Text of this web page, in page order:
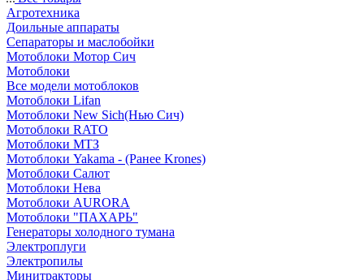
Агротехника
Доильные аппараты
Сепараторы и маслобойки
Мотоблоки Мотор Сич
Мотоблоки
Все модели мотоблоков
Мотоблоки Lifan
Мотоблоки New Sich(Нью Сич)
Мотоблоки RATO
Мотоблоки МТЗ
Мотоблоки Yakama - (Ранее Krones)
Мотоблоки Салют
Мотоблоки Нева
Мотоблоки AURORA
Мотоблоки "ПАХАРЬ"
Генераторы холодного тумана
Электроплуги
Электропилы
Минитракторы